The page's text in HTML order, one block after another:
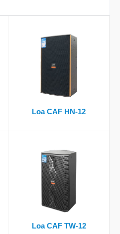
Loa CAF HN-12
Loa CAF TW-12